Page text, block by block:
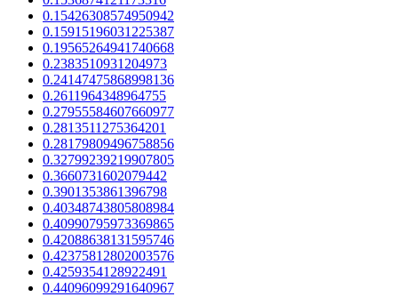
0.15426308574950942
0.15915196031225387
0.19565264941740668
0.2383510931204973
0.24147475868998136
0.2611964348964755
0.27955584607660977
0.2813511275364201
0.28179809496758856
0.32799239219907805
0.3660731602079442
0.3901353861396798
0.40348743805808984
0.40990795973369865
0.42088638131595746
0.42375812802003576
0.4259354128922491
0.44096099291640967